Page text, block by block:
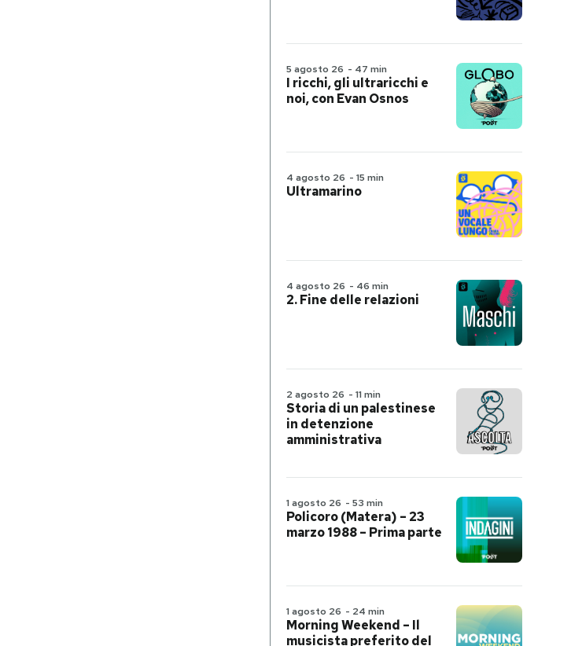
5 agosto 26 - 47 min
I ricchi, gli ultraricchi e
noi, con Evan Osnos
4 agosto 26 - 15 min
Ultramarino
4 agosto 26 - 46 min
2. Fine delle relazioni
2 agosto 26 - 11 min
Storia di un palestinese
in detenzione
amministrativa
1 agosto 26 - 53 min
Policoro (Matera) – 23
marzo 1988 – Prima parte
1 agosto 26 - 24 min
Morning Weekend – Il
musicista preferito del